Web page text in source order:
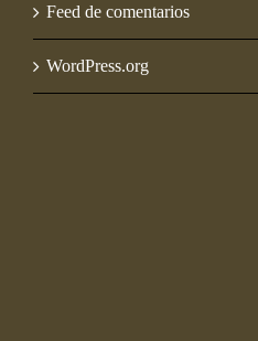
Feed de comentarios
WordPress.org